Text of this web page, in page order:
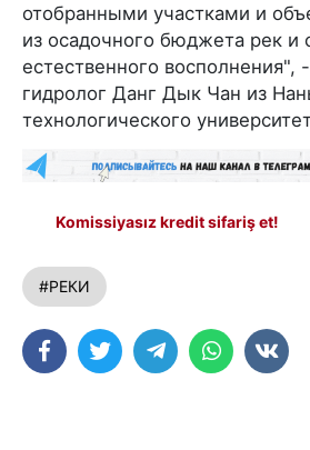
отобранными участками и
из осадочного бюджета рек и
естественного восполнения",
гидролог Данг Дык Чан из
технологического
Komissiyasız kredit sifariş et!
#РЕКИ